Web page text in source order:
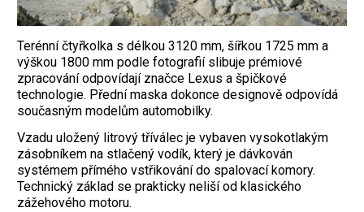
Terénní čtyřkolka s délkou 3120 mm, šířkou 1725 mm a
výškou 1800 mm podle fotografií slibuje prémiové
zpracování odpovídají značce Lexus a špičkové
technologie. Přední maska dokonce designově odpovídá
současným modelům automobilky.
Vzadu uložený litrový tříválec je vybaven vysokotlakým
zásobníkem na stlačený vodík, který je dávkován
systémem přímého vstřikování do spalovací komory.
Technický základ se prakticky neliší od klasického
zážehového motoru.